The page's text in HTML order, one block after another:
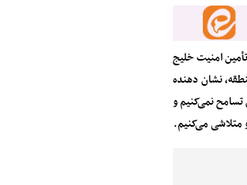
امنیت خلیج
نشان دهنده
نمی‌کنیم و
متلاشی می‌کنیم.